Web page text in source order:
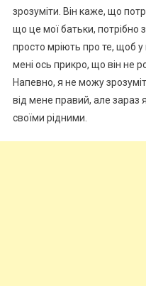
зрозуміти. Він каже, що
що це мої батьки, потрібно
просто мріють про те, щоб у
мені ось прикро, що він не
Напевно, я не можу
від мене правий, але зараз
своїми рідними.